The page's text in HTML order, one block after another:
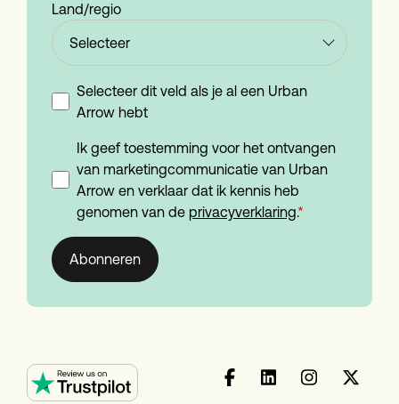
Land/regio
Selecteer dit veld als je al een Urban
Arrow hebt
Ik geef toestemming voor het ontvangen
van marketingcommunicatie van Urban
Arrow en verklaar dat ik kennis heb
genomen van de privacyverklaring*